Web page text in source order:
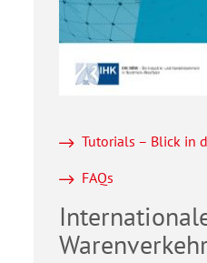
Tutorials – Blick in
FAQs